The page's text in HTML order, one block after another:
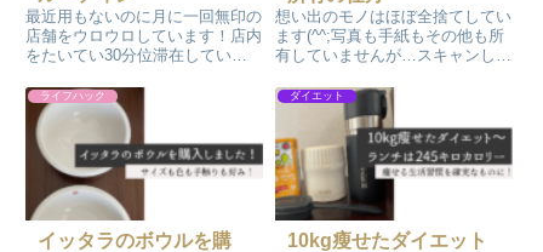
最近用もないのに月に一回無印の
店舗をウロウロしています！店内
をたいてい30分位滞在している
面白そうな商品を発見します(^^)/
ついお試しに購入してしまうので
すが…。購入大成功のモノは『ル
ームサンダル・鼻緒（グレー）』
『ポリプロピレン歯ブラシケー
ス』『ポリプロピレン小物ケー
ス・S』
想い出のモノはほぼ全捨てしてい
ます(^^;写真も手紙もその他も所
有していませんが…スキャンして
ができます。バックアップとして
USBを準備していますが、万が
一の地震に備えて他県にいる娘に
もバックアップを…
ライフハック
イッタラのボウルを購
ダイエット
10kg瘦せたダイエット